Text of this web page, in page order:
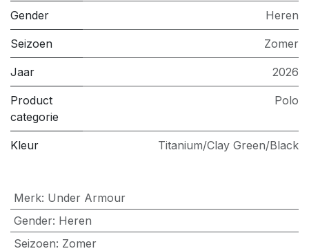
Gender Heren
Seizoen Zomer
Jaar 2026
Product
categorie
Polo
Kleur Titanium/Clay Green/Black
Merk: Under Armour
Gender: Heren
Seizoen: Zomer